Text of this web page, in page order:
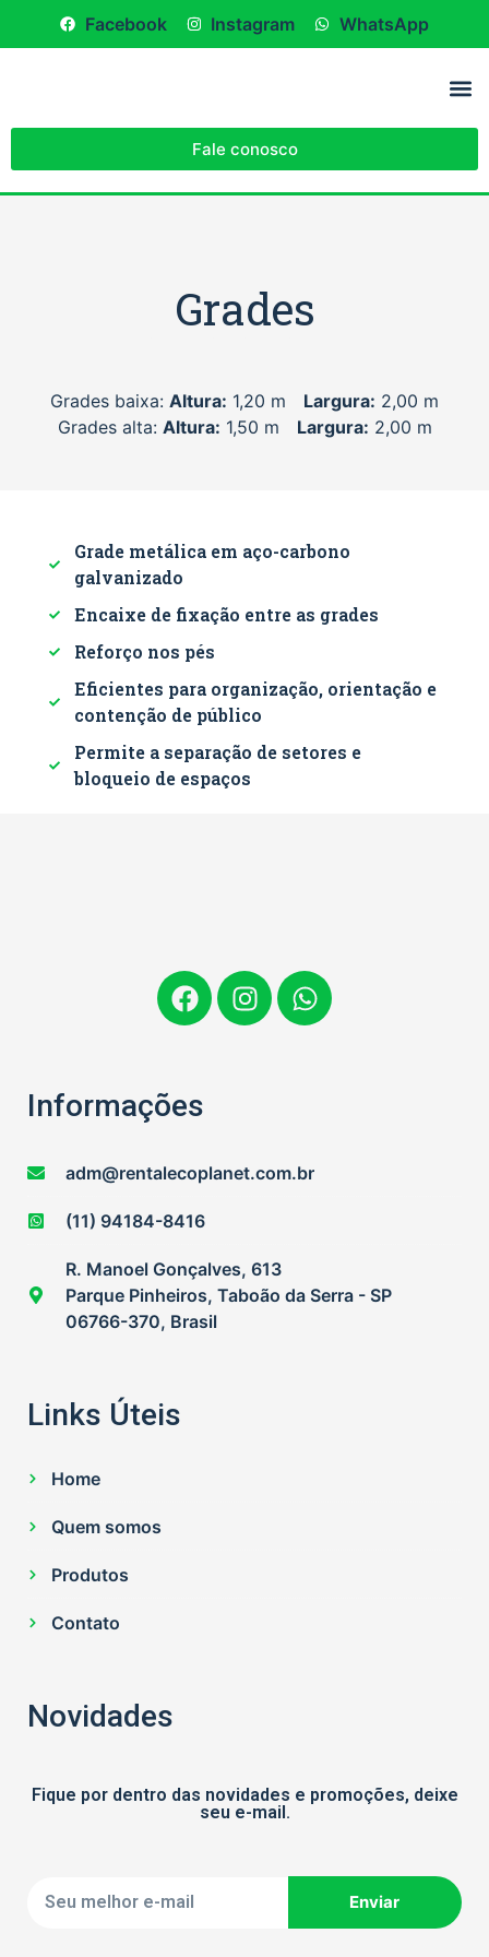
Facebook Instagram WhatsApp
Fale conosco
Grades
Grades baixa: Altura: 1,20 m Largura: 2,00 m
Grades alta: Altura: 1,50 m Largura: 2,00 m
Grade metálica em aço-carbono
galvanizado
Encaixe de fixação entre as grades
Reforço nos pés
Eficientes para organização, orientação e
contenção de público
Permite a separação de setores e
bloqueio de espaços
Informações
adm@rentalecoplanet.com.br
(11) 94184-8416
R. Manoel Gonçalves, 613
Parque Pinheiros, Taboão da Serra - SP
06766-370, Brasil
Links Úteis
Home
Quem somos
Produtos
Contato
Novidades
Fique por dentro das novidades e promoções, deixe
seu e-mail.
Enviar